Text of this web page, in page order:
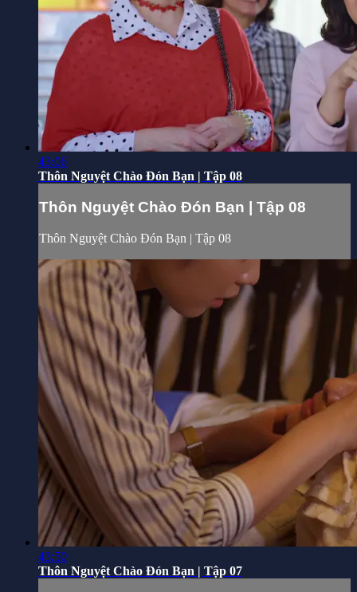
43:06
Thôn Nguyệt Chào Đón Bạn | Tập 08
Thôn Nguyệt Chào Đón Bạn | Tập 08
Thôn Nguyệt Chào Đón Bạn | Tập 08
43:50
Thôn Nguyệt Chào Đón Bạn | Tập 07